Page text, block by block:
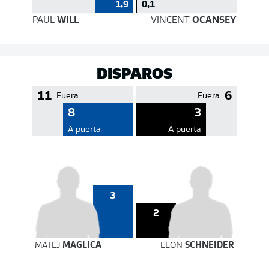
1,9
0,1
PAUL WILL VINCENT OCANSEY
DISPAROS
11 Fuera
8
A puerta
6
Fuera
3
A puerta
3
2
MATEJ MAGLICA LEONSCHNEIDER